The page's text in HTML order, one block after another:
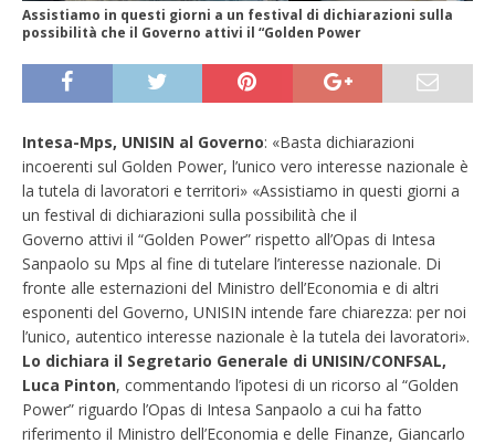
Assistiamo in questi giorni a un festival di dichiarazioni sulla
possibilità che il Governo attivi il “Golden Power
Intesa-Mps, UNISIN al Governo: «Basta dichiarazioni
incoerenti sul Golden Power, l’unico vero interesse nazionale è
la tutela di lavoratori e territori» «Assistiamo in questi giorni a
un festival di dichiarazioni sulla possibilità che il
Governo attivi il “Golden Power” rispetto all’Opas di Intesa
Sanpaolo su Mps al fine di tutelare l’interesse nazionale. Di
fronte alle esternazioni del Ministro dell’Economia e di altri
esponenti del Governo, UNISIN intende fare chiarezza: per noi
l’unico, autentico interesse nazionale è la tutela dei lavoratori».
Lo dichiara il Segretario Generale di UNISIN/CONFSAL,
Luca Pinton, commentando l’ipotesi di un ricorso al “Golden
Power” riguardo l’Opas di Intesa Sanpaolo a cui ha fatto
riferimento il Ministro dell’Economia e delle Finanze, Giancarlo